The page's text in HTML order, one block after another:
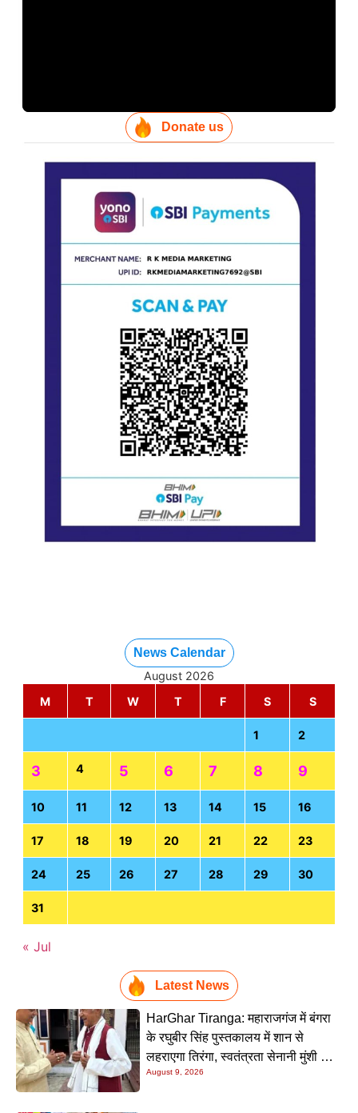
Donate us
News Calendar
August 2026
M
T W T F S S
1 2
3 4 5 6 7 8 9
10 11 12 13 14 15 16
17 18 19 20 21 22 23
24 25 26 27 28 29 30
31
« Jul
Latest News
HarGhar Tiranga: महाराजगंज में बंगरा
के रघुबीर सिंह पुस्तकालय में शान से
लहराएगा तिरंगा, स्वतंत्रता सेनानी मुंशी सिंह
होंगे मुख्य अतिथि
August 9, 2026